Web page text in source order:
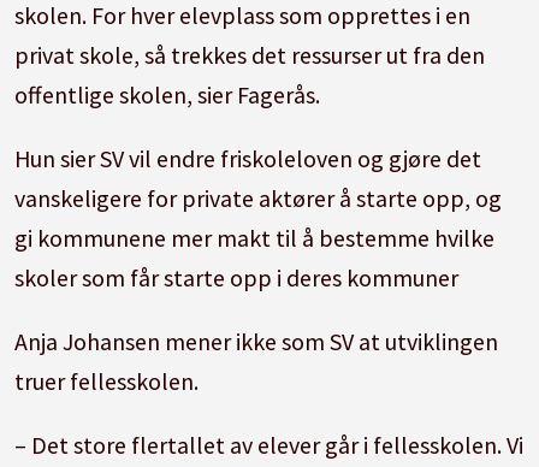
skolen. For hver elevplass som opprettes i en
privat skole, så trekkes det ressurser ut fra den
offentlige skolen, sier Fagerås.
Hun sier SV vil endre friskoleloven og gjøre det
vanskeligere for private aktører å starte opp, og
gi kommunene mer makt til å bestemme hvilke
skoler som får starte opp i deres kommuner
Anja Johansen mener ikke som SV at utviklingen
truer fellesskolen.
– Det store flertallet av elever går i fellesskolen. Vi